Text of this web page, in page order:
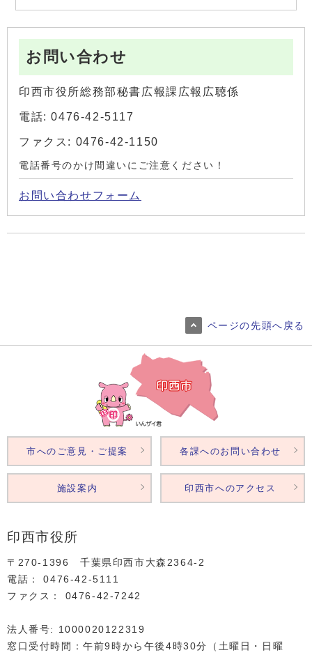
お問い合わせ
印西市役所総務部秘書広報課広報広聴係
電話: 0476-42-5117
ファクス: 0476-42-1150
電話番号のかけ間違いにご注意ください！
お問い合わせフォーム
ページの先頭へ戻る
印西市役所
〒270-1396 千葉県印西市大森2364‐2
電話： 0476‐42‐5111
ファクス： 0476‐42‐7242
法人番号: 1000020122319
窓口受付時間：午前9時から午後4時30分（土曜日・日曜
市へのご意見・ご提案 各課へのお問い合わせ
施設案内 印西市へのアクセス